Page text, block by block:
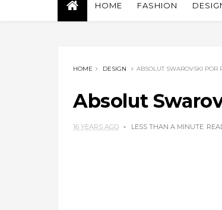
HOME FASHION
HOME DESIGN ABSOLUT SWAROVSKI POR
Absolut
16 YEARS AGO LESS THAN A MINUTE